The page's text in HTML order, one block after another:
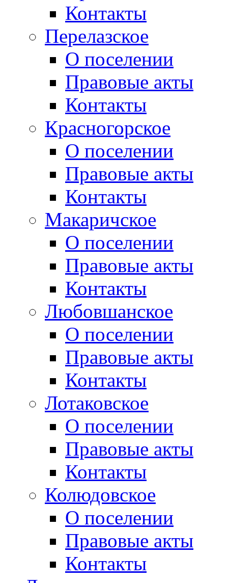
Контакты
Перелазское
О поселении
Правовые акты
Контакты
Красногорское
О поселении
Правовые акты
Контакты
Макаричское
О поселении
Правовые акты
Контакты
Любовшанское
О поселении
Правовые акты
Контакты
Лотаковское
О поселении
Правовые акты
Контакты
Колюдовское
О поселении
Правовые акты
Контакты